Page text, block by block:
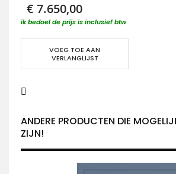
€ 7.650,00
ik bedoel de prijs is inclusief btw
VOEG TOE AAN
VERLANGLIJST
ANDERE PRODUCTEN DIE
ZIJN!